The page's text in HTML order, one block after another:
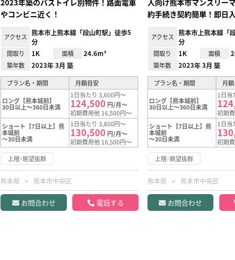
2023年築のバストイレ別物件！路面電車
やコンビニ近く！
アクセス
熊本市上熊本線「段山町駅」徒歩5
分
間取り 1K 面積 24.6m²
築年数 2023年 3月 築
プラン名・期間 月額目安
ロング【熊本城前】
30日以上～360日未満
1日当たり 3,600円～
124,500 円/月～
初期費用他 16,500円～
ショート【7日以上】熊
本城前
～30日未満
1日当たり 3,800円～
130,500 円/月～
初期費用他 16,500円～
上階･眺望抜群
熊本県 熊本市中央区
お問合わせ 電話する
人向け熊本市マンスリー
約手続き契約簡単！即日
アクセス
熊本市上熊本線「
分
間取り 1K 面積
築年数 2023年 3月 築
プラン名・期間 月
ロング【熊本城前】
30日以上～360日未満
1日当
初期
ショート【7日以上】熊
本城前
～30日未満
1日当
初期
上階･眺望抜群
熊本県 熊本市中央区
お問合わせ